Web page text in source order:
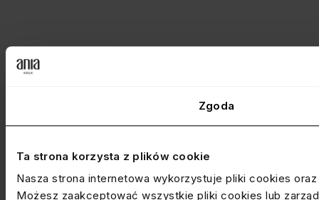
Zgoda
Ta strona korzysta z plików cookie
Nasza strona internetowa wykorzystuje pliki cookies
Możesz zaakceptować wszystkie pliki cookies lub